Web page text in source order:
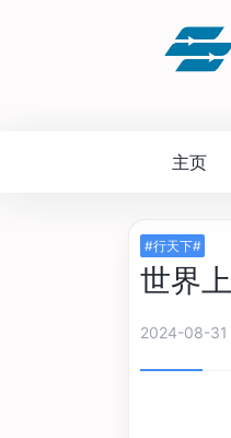
主页
#行天下#
世界
2024-08-31